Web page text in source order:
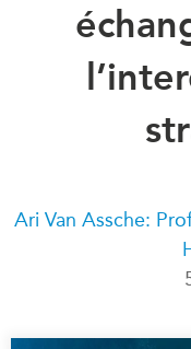
Ce que nous faisons
Qui nous sommes
RECHERCHE
Toutes les publications
Ari Van Assche: